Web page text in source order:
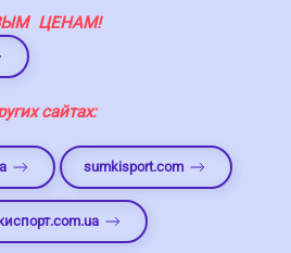
ОПТОВЫМ ЦЕНАМ!
сайтах:
sumkisport.com